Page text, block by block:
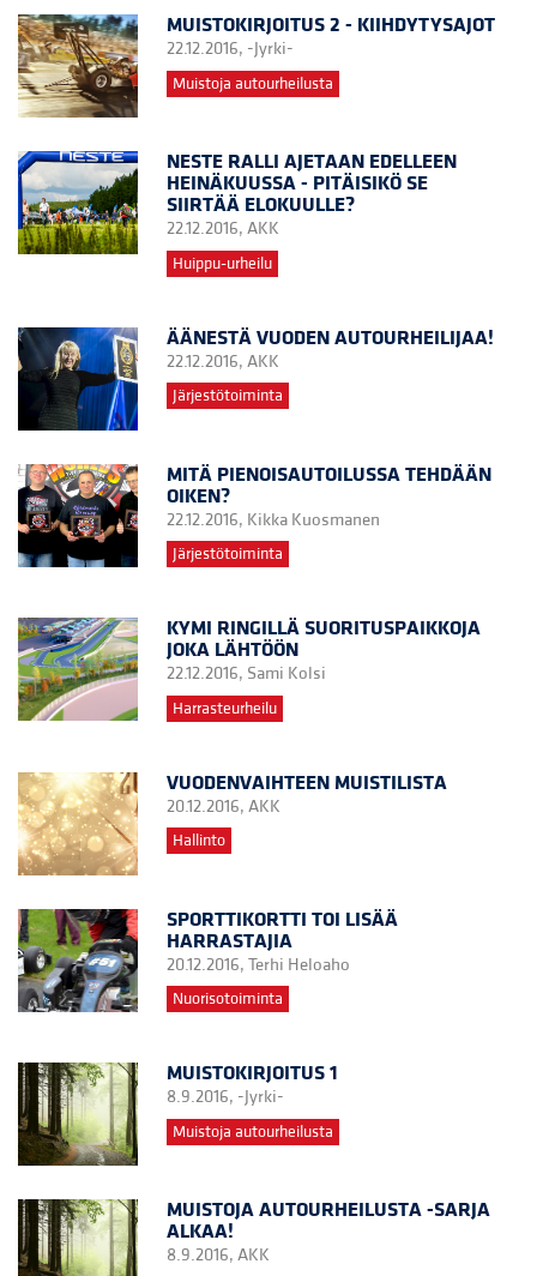
MUISTOKIRJOITUS 2 - KIIHDYTYSAJOT
22.12.2016, -Jyrki-
Muistoja autourheilusta
NESTE RALLI AJETAAN EDELLEEN
HEINÄKUUSSA - PITÄISIKÖ SE
SIIRTÄÄ ELOKUULLE?
22.12.2016, AKK
Huippu-urheilu
ÄÄNESTÄ VUODEN AUTOURHEILIJAA!
22.12.2016, AKK
Järjestötoiminta
MITÄ PIENOISAUTOILUSSA TEHDÄÄN
OIKEN?
22.12.2016, Kikka Kuosmanen
Järjestötoiminta
KYMI RINGILLÄ SUORITUSPAIKKOJA
JOKA LÄHTÖÖN
22.12.2016, Sami Kolsi
Harrasteurheilu
VUODENVAIHTEEN MUISTILISTA
20.12.2016, AKK
Hallinto
SPORTTIKORTTI TOI LISÄÄ
HARRASTAJIA
20.12.2016, Terhi Heloaho
Nuorisotoiminta
MUISTOKIRJOITUS 1
8.9.2016, -Jyrki-
Muistoja autourheilusta
MUISTOJA AUTOURHEILUSTA -SARJA
ALKAA!
8.9.2016, AKK